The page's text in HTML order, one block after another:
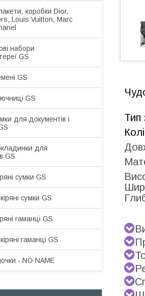
Тип
коробки Dior,
Louis Vuitton, Marc
набори
GS
GS
GS
для документів і
для
GS
сумки GS
сумки GS
гаманці GS
гаманці GS
- NO NAME